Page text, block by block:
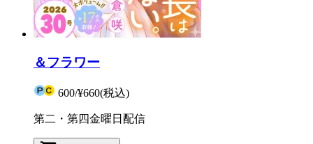
＆フラワー
600/¥660(税込)
第二・第四金曜日配信